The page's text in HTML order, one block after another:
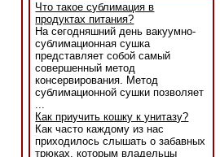
Что такое сублимация в
продуктах питания?
На сегодняшний день вакуумно-
сублимационная сушка
представляет собой самый
совершенный метод
консервирования. Метод
сублимационной сушки позволяет
...
Как приучить кошку к унитазу?
Как часто каждому из нас
приходилось слышать о забавных
трюках, которым владельцы